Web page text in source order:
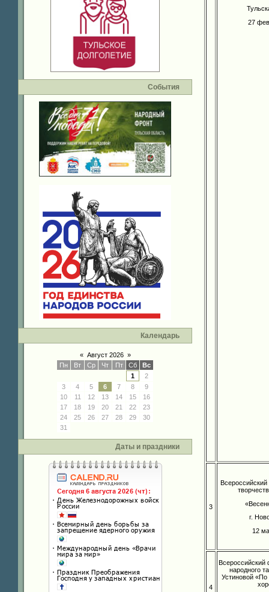
События
Календарь
« Август 2026 »
Пн
Вт Ср Чт Пт Сб
Вс
1
2
3
4 5 6 7 8
9
10
11 12 13 14 15
16
17
18 19 20 21 22
23
24
25 26 27 28 29
30
31
Даты и праздники
27
3
г.
12
4
Всероссийский
народного
Устиновой «По